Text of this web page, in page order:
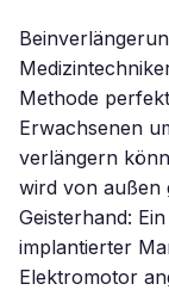
Methode
Erwachsenen
verlängern
wird von außen
Geisterhand:
implantierter
Elektromotor